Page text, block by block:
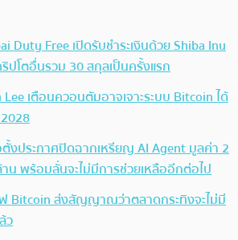
Duty Free เปิดรับชำระเงินด้วย Shiba Inu
ริปโตอื่นรวม 30 สกุลเป็นครั้งแรก
Lee เตือนควอนตัมอาจเจาะระบบ Bitcoin ได้
งประกาศปิดฉากเหรียญ AI Agent มูลค่า 2
น พร้อมลั่นจะไม่มีการช่วยเหลืออีกต่อไป
Bitcoin ส่งสัญญาณว่าตลาดกระทิงจะไม่มี
ว